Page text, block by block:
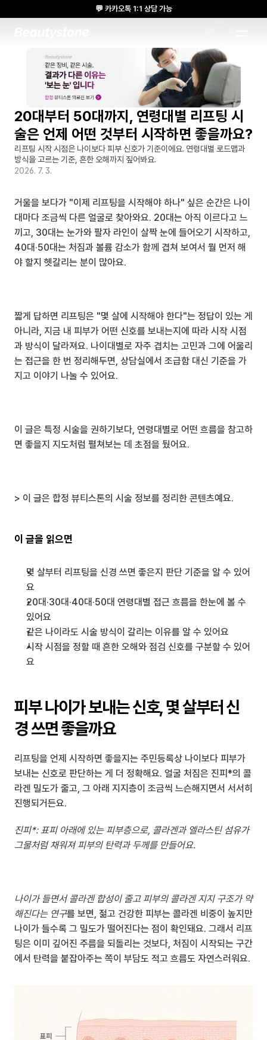
20대부터 50대까지, 연령대별 리프팅 시
술은 언제 어떤 것부터 시작하면 좋을까요?
리프팅 시작 시점은 나이보다 피부 신호가 기준이에요. 연령대별 로드맵과
방식을 고르는 기준, 흔한 오해까지 짚어봐요.
2026. 7. 3.
거울을 보다가 "이제 리프팅을 시작해야 하나" 싶은 순간은 나이
대마다 조금씩 다른 얼굴로 찾아와요. 20대는 아직 이르다고 느
끼고, 30대는 눈가와 팔자 라인이 살짝 눈에 들어오기 시작하고,
40대·50대는 처짐과 볼륨 감소가 함께 겹쳐 보여서 뭘 먼저 해
야 할지 헷갈리는 분이 많아요.
짧게 답하면 리프팅은 "몇 살에 시작해야 한다"는 정답이 있는 게
아니라, 지금 내 피부가 어떤 신호를 보내는지에 따라 시작 시점
과 방식이 달라져요. 나이대별로 자주 겹치는 고민과 그에 어울리
는 접근을 한 번 정리해두면, 상담실에서 조급함 대신 기준을 가
지고 이야기 나눌 수 있어요.
이 글은 특정 시술을 권하기보다, 연령대별로 어떤 흐름을 참고하
면 좋을지 지도처럼 펼쳐보는 데 초점을 뒀어요.
> 이 글은 합정 뷰티스톤의 시술 정보를 정리한 콘텐츠예요.
이 글을 읽으면
몇 살부터 리프팅을 신경 쓰면 좋은지 판단 기준을 알 수 있어
요
20대·30대·40대·50대 연령대별 접근 흐름을 한눈에 볼 수
있어요
같은 나이라도 시술 방식이 갈리는 이유를 알 수 있어요
시작 시점을 정할 때 흔한 오해와 점검 신호를 구분할 수 있어
요
피부 나이가 보내는 신호, 몇 살부터 신
경 쓰면 좋을까요
리프팅을 언제 시작하면 좋을지는 주민등록상 나이보다 피부가
보내는 신호로 판단하는 게 더 정확해요. 얼굴 처짐은 진피*의 콜
라겐 밀도가 줄고, 그 아래 지지층이 조금씩 느슨해지면서 서서히
진행되거든요.
진피*: 표피 아래에 있는 피부층으로, 콜라겐과 엘라스틴 섬유가
그물처럼 채워져 피부의 탄력과 두께를 만들어요.
나이가 들면서 콜라겐 합성이 줄고 피부의 콜라겐 지지 구조가 약
해진다는 연구를 보면, 젊고 건강한 피부는 콜라겐 비중이 높지만
나이가 들수록 그 밀도가 떨어진다는 점이 확인돼요. 그래서 리프
팅은 이미 깊어진 주름을 되돌리는 것보다, 처짐이 시작되는 구간
에서 탄력을 붙잡아주는 쪽이 부담도 적고 흐름도 자연스러워요.
💬 카카오톡 1:1 상담 가능
🌸 뷰티스톤의원 메디톡스 방콕 Cadaver workshop 참석 🌸